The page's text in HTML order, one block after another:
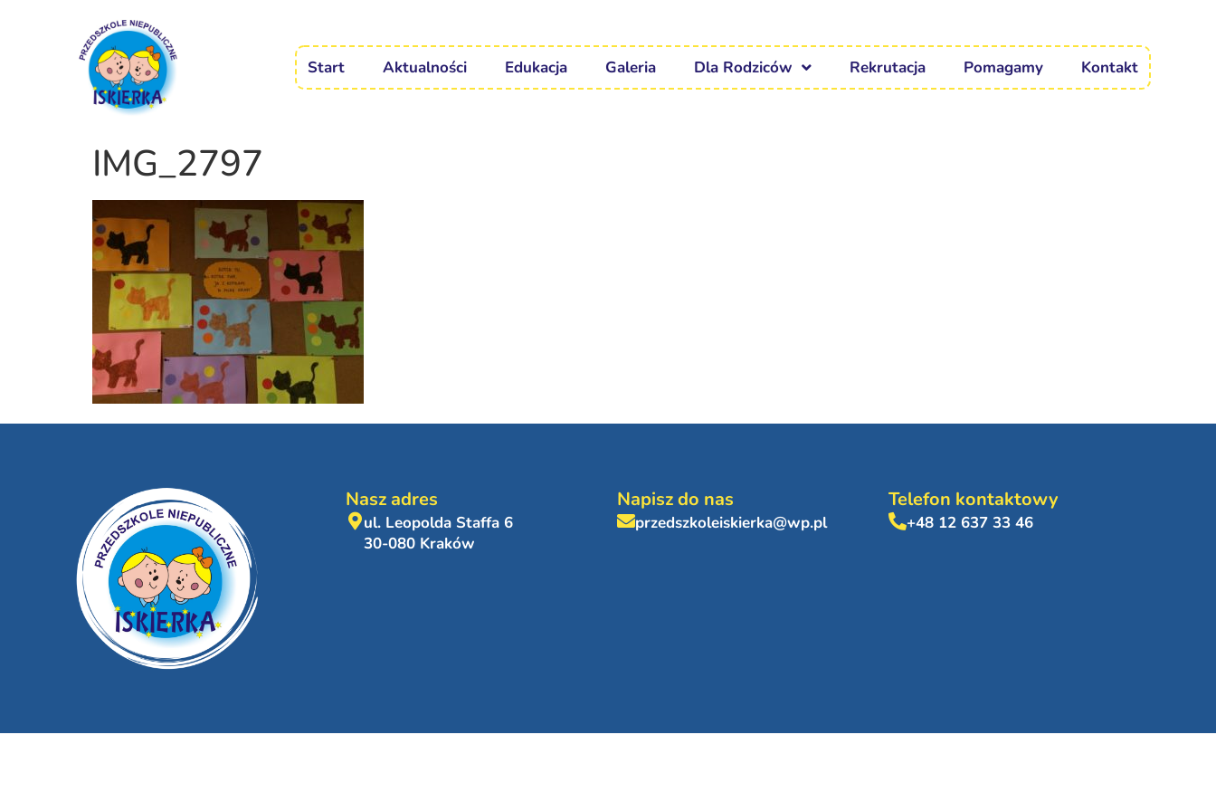
Start Aktualności Edukacja Galeria Dla Rodziców Rekrutacja Pomagamy Kontakt
IMG_2797
Nasz adres
ul. Leopolda Staffa 6
30-080 Kraków
Napisz do nas
przedszkoleiskierka@wp.pl
Telefon kontaktowy
+48 12 637 33 46